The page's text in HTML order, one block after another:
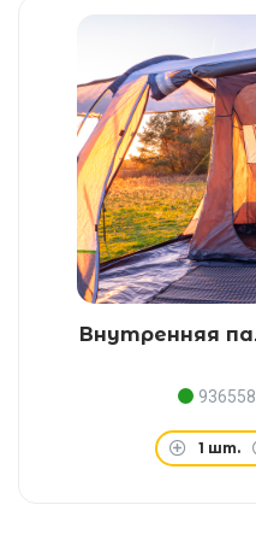
Внутренняя
936558
1 шт.